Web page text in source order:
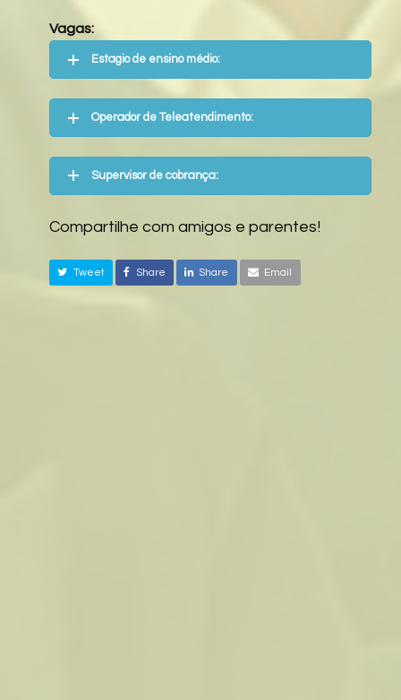
Vagas:
Estagio de ensino médio:
Operador de Teleatendimento:
Supervisor de cobrança:
Compartilhe com amigos e parentes!
Tweet Share Share Email